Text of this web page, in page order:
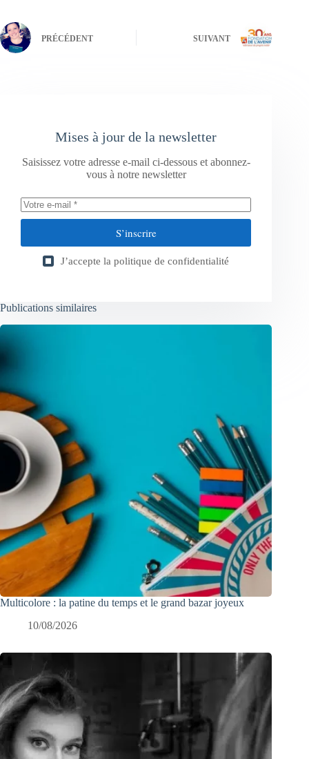
PRÉCÉDENT SUIVANT
Mises à jour de la newsletter
Saisissez votre adresse e-mail ci-dessous et abonnez-
vous à notre newsletter
S’inscrire
J’accepte la politique de confidentialité
Publications similaires
Multicolore : la patine du temps et le grand bazar joyeux
10/08/2026